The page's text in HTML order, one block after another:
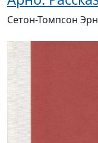
Сетон-Томпсон